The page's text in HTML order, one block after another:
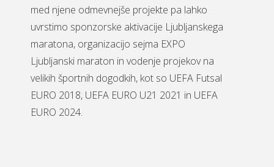
med njene odmevnejše projekte pa lahko
uvrstimo sponzorske aktivacije Ljubljanskega
maratona, organizacijo sejma EXPO
Ljubljanski maraton in vodenje projekov na
velikih športnih dogodkih, kot so UEFA Futsal
EURO 2018, UEFA EURO U21 2021 in UEFA
EURO 2024.